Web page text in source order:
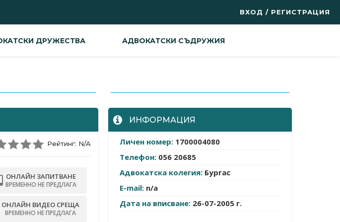
ВХОД / РЕГИСТРАЦИЯ
ДРУЖЕСТВА АДВОКАТСКИ СЪДРУЖИЯ
Рейтинг: N/A
ОНЛАЙН ЗАПИТВАНЕ
ВРЕМЕННО НЕ ПРЕДЛАГА
ОНЛАЙН ВИДЕО СРЕЩА
ВРЕМЕННО НЕ ПРЕДЛАГА
ИНФОРМАЦИЯ
Личен номер: 1700004080
Телефон: 056 20685
Адвокатска колегия: Бургас
E-mail: n/a
Дата на вписване: 26-07-2005 г.